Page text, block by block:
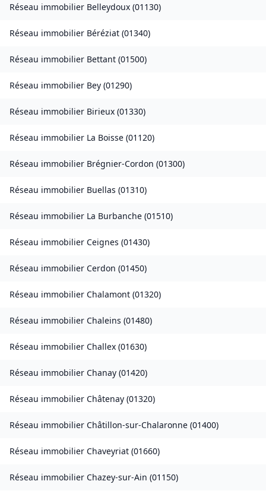
Réseau immobilier Belleydoux (01130)
Réseau immobilier Béréziat (01340)
Réseau immobilier Bettant (01500)
Réseau immobilier Bey (01290)
Réseau immobilier Birieux (01330)
Réseau immobilier La Boisse (01120)
Réseau immobilier Brégnier-Cordon (01300)
Réseau immobilier Buellas (01310)
Réseau immobilier La Burbanche (01510)
Réseau immobilier Ceignes (01430)
Réseau immobilier Cerdon (01450)
Réseau immobilier Chalamont (01320)
Réseau immobilier Chaleins (01480)
Réseau immobilier Challex (01630)
Réseau immobilier Chanay (01420)
Réseau immobilier Châtenay (01320)
Réseau immobilier Châtillon-sur-Chalaronne (01400)
Réseau immobilier Chaveyriat (01660)
Réseau immobilier Chazey-sur-Ain (01150)